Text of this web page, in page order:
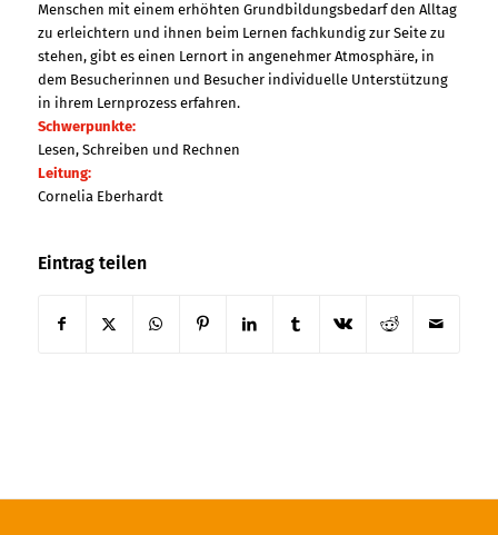
Menschen mit einem erhöhten Grundbildungsbedarf den Alltag
zu erleichtern und ihnen beim Lernen fachkundig zur Seite zu
stehen, gibt es einen Lernort in angenehmer Atmosphäre, in
dem Besucherinnen und Besucher individuelle Unterstützung
in ihrem Lernprozess erfahren.
Schwerpunkte:
Lesen, Schreiben und Rechnen
Leitung:
Cornelia Eberhardt
Eintrag teilen